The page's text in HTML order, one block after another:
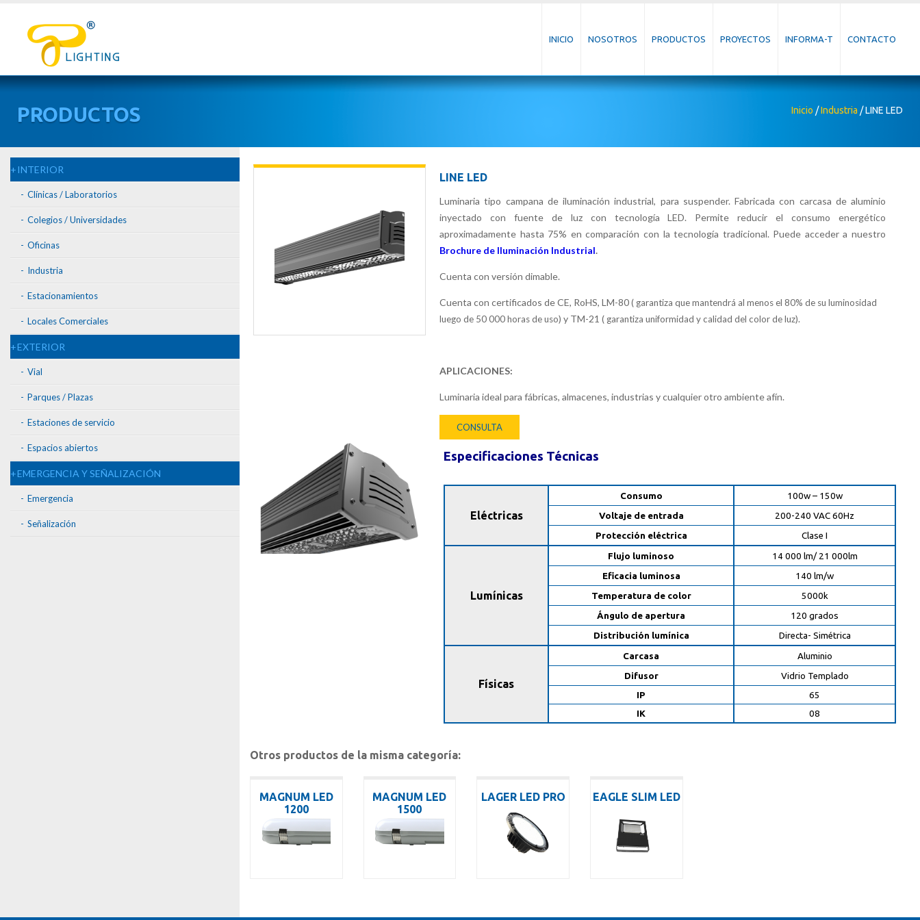
INICIO NOSOTROS PRODUCTOS PROYECTOS INFORMA-T CONTACTO
PRODUCTOS Inicio /Industria /LINE LED
INTERIOR
Clínicas / Laboratorios
Colegios / Universidades
Oficinas
Industria
Estacionamientos
Locales Comerciales
EXTERIOR
Vial
Parques / Plazas
Estaciones de servicio
Espacios abiertos
EMERGENCIA Y SEÑALIZACIÓN
Emergencia
Señalización
LINE LED
Luminaria tipo campana de iluminación industrial, para suspender. Fabricada con carcasa de aluminio
inyectado con fuente de luz con tecnología LED. Permite reducir el consumo energético
aproximadamente hasta 75% en comparación con la tecnología tradicional. Puede acceder a nuestro
Brochure de Iluminación Industrial.
Cuenta con versión dimable.
Cuenta con certificados de CE, RoHS, LM-80( garantiza que mantendrá al menos el 80% de su luminosidad
luego de 50 000 horas de uso) y TM-21 ( garantiza uniformidad y calidad del color de luz).
APLICACIONES:
Luminaria ideal para fábricas, almacenes, industrias y cualquier otro ambiente afín.
CONSULTA
Especificaciones Técnicas
Eléctricas
Consumo
100w – 150w
Voltaje de entrada
200-240 VAC 60Hz
Protección eléctrica
Clase I
Lumínicas
Flujo luminoso
14 000 lm/ 21 000lm
Eficacia luminosa
140 lm/w
Temperatura de color
5000k
Ángulo de apertura
120 grados
Distribución lumínica
Directa- Simétrica
Físicas
Carcasa
Aluminio
Difusor
Vidrio Templado
IP
65
IK
08
Otros productos de la misma categoría:
MAGNUM LED
1200
MAGNUM LED
1500
LAGER LED PRO EAGLE SLIM LED